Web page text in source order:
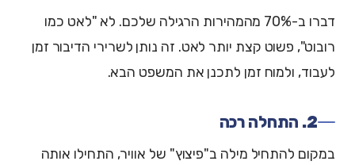
דברו ב-70% מהמהירות הרגילה שלכם. לא "לאט כמו
רובוט", פשוט קצת יותר לאט. זה נותן לשרירי הדיבור זמן
לעבוד, ולמוח זמן לתכנן את המשפט הבא.
2. התחלה רכה
במקום להתחיל מילה ב"פיצוץ" של אוויר, התחילו אותה